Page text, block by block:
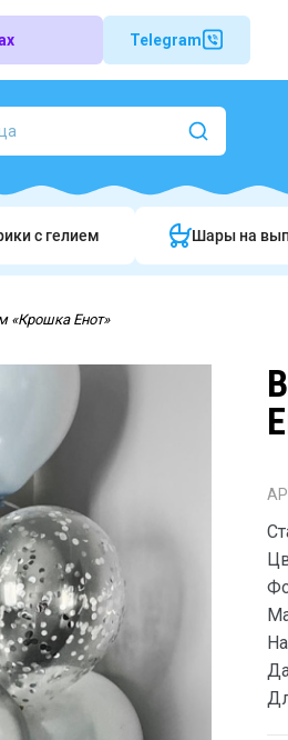
Telegram
c гелием Шары на
«Крошка Енот»